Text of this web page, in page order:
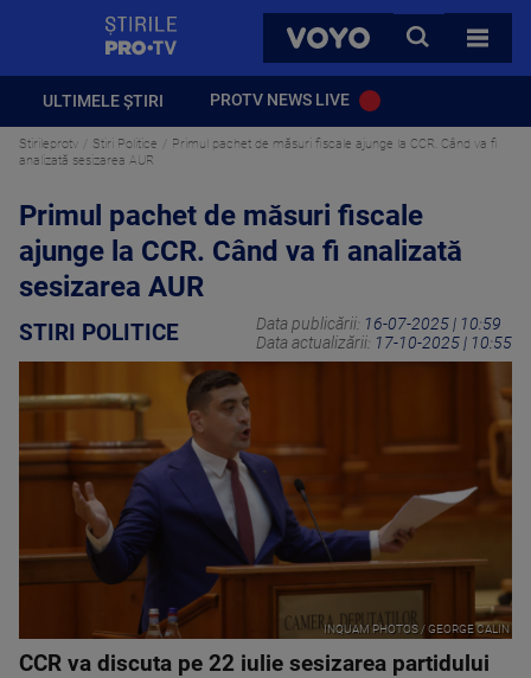
VOYO
CAUTA
TOATE
ULTIMELE ȘTIRI PROTV NEWS LIVE
Stirileprotv Stiri Politice
Primul pachet de măsuri fiscale ajunge la CCR. Când va fi
analizată sesizarea AUR
Primul pachet de măsuri fiscale
ajunge la CCR. Când va fi analizată
sesizarea AUR
STIRI POLITICE Data publicării: 16-07-2025 | 10:59
Data actualizării: 17-10-2025 | 10:55
INQUAM PHOTOS / GEORGE CALIN
CCR va discuta pe 22 iulie sesizarea partidului